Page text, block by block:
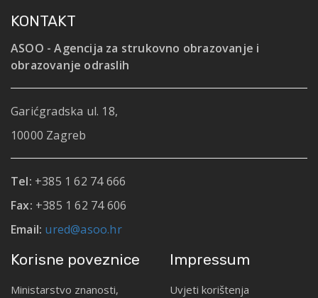
KONTAKT
ASOO - Agencija za strukovno obrazovanje i
obrazovanje odraslih
Garićgradska ul. 18,
10000 Zagreb
Tel: +385 1 62 74 666
Fax: +385 1 62 74 606
Email: ured@asoo.hr
Korisne poveznice
Ministarstvo znanosti,
Impressum
Uvjeti korištenja